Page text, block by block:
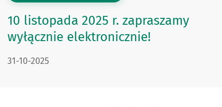
10 listopada 2025 r. zapraszamy
wyłącznie elektronicznie!
DATA PUBLIKACJI:
31-10-2025